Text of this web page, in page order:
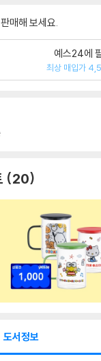
매해 보세요.
예스24에
최상 매입가
20
도서정보